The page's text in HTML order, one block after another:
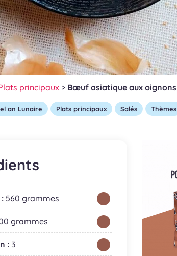
principaux > Bœuf asiatique aux oignons
an Lunaire Plats principaux Salés Thèmes
560 grammes
grammes
: 3